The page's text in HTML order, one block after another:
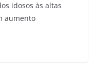
idosos às altas
aumento